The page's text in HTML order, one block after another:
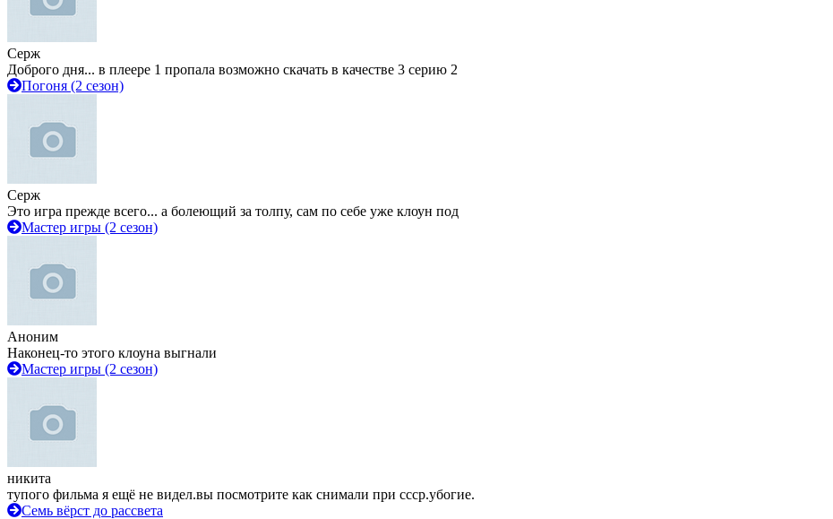
Серж
Доброго дня... в плеере 1 пропала возможно скачать в качестве 3 серию 2
Погоня (2 сезон)
Серж
Это игра прежде всего... а болеющий за толпу, сам по себе уже клоун под
Мастер игры (2 сезон)
Аноним
Наконец-то этого клоуна выгнали
Мастер игры (2 сезон)
никита
тупого фильма я ещё не видел.вы посмотрите как снимали при ссср.убогие.
Семь вёрст до рассвета